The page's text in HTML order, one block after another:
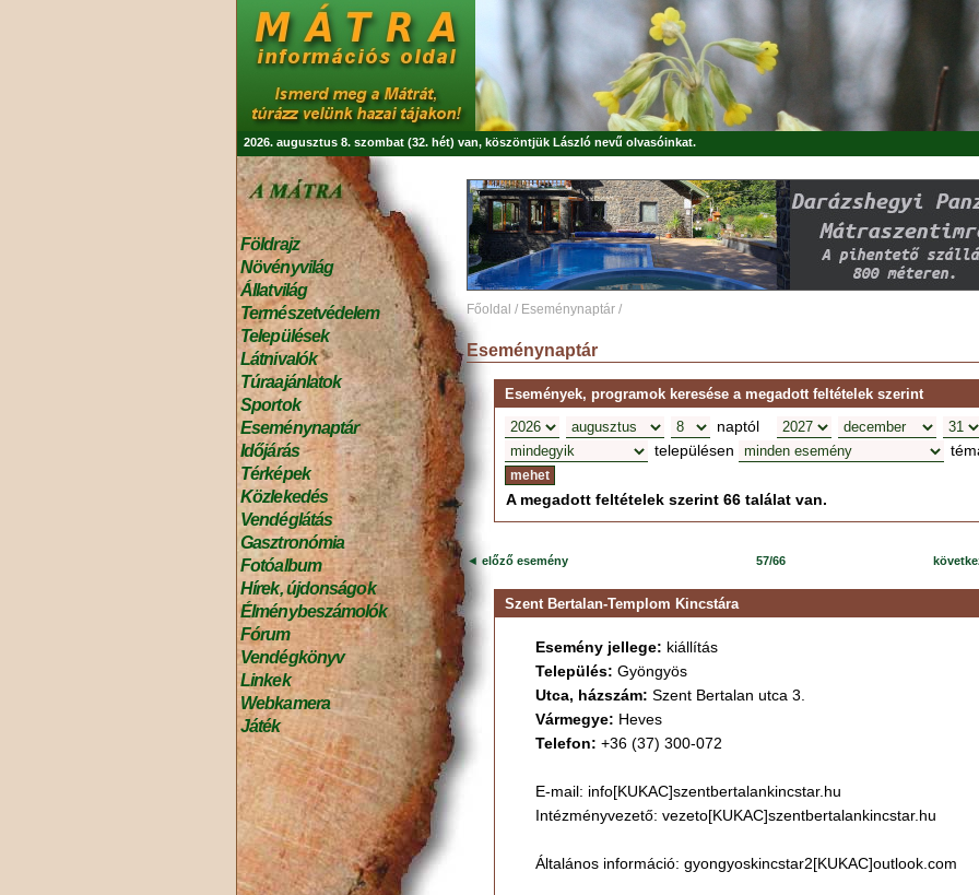
2026. augusztus 8. szombat (32. hét) van, köszöntjük László nevű olvasóinkat.
Földrajz
Növényvilág
Állatvilág
Természetvédelem
Települések
Látnivalók
Túraajánlatok
Sportok
Eseménynaptár
Időjárás
Térképek
Közlekedés
Vendéglátás
Gasztronómia
Fotóalbum
Hírek, újdonságok
Élménybeszámolók
Fórum
Vendégkönyv
Linkek
Webkamera
Játék
Főoldal / Eseménynaptár /
Eseménynaptár
Események, programok keresése a megadott feltételek szerint
naptól
településen
A megadott feltételek szerint 66 találat van.
◄ előző esemény 57/66
Szent Bertalan-Templom Kincstára
Esemény jellege: kiállítás
Település: Gyöngyös
Utca, házszám: Szent Bertalan utca 3.
Vármegye: Heves
Telefon: +36 (37) 300-072
E-mail: info[KUKAC]szentbertalankincstar.hu
Intézményvezető: vezeto[KUKAC]szentbertalankincstar.hu
Általános információ: gyongyoskincstar2[KUKAC]outlook.com